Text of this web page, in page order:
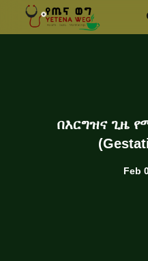
በእርግዝና ጊዜ
Feb